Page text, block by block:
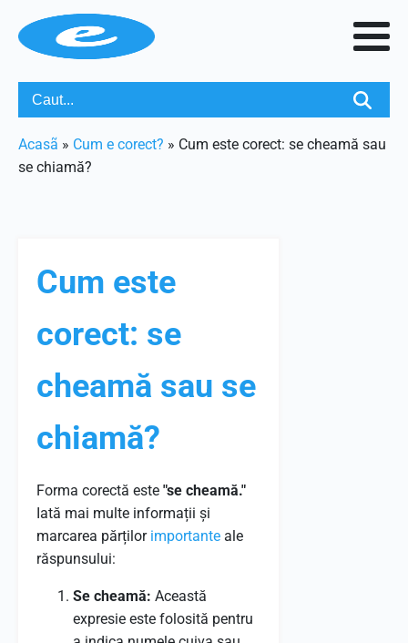
Acasã » Cum e corect? » Cum este corect: se cheamă sau
se chiamă?
Cum este
corect: se
cheamă sau se
chiamă?
Forma corectă este "se cheamă."
Iată mai multe informații și
marcarea părților importante ale
răspunsului:
Se cheamă: Această
expresie este folosită pentru